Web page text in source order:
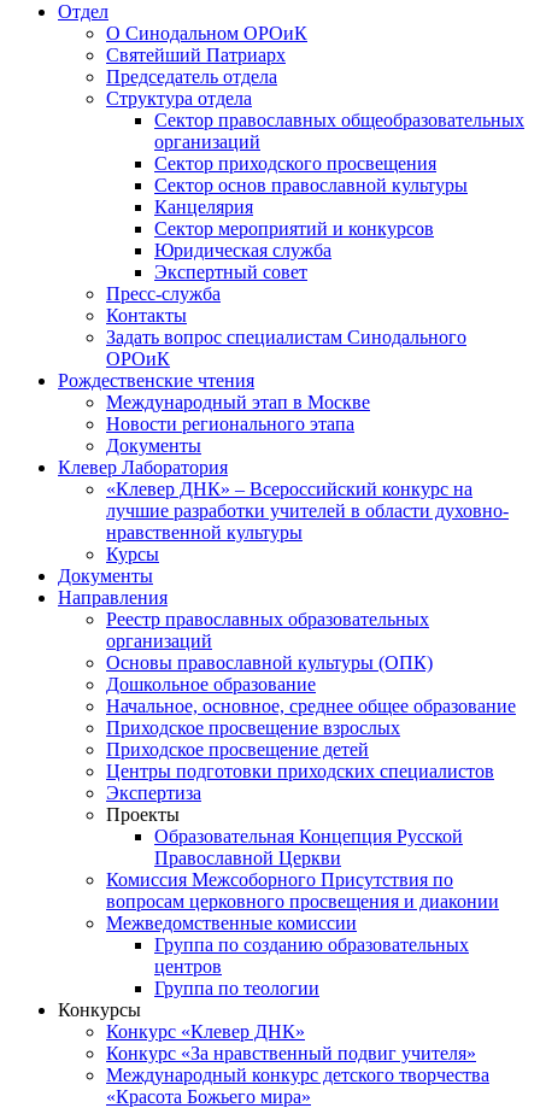
Отдел
О Синодальном ОРОиК
Святейший Патриарх
Председатель отдела
Структура отдела
Сектор православных общеобразовательных
организаций
Сектор приходского просвещения
Сектор основ православной культуры
Канцелярия
Сектор мероприятий и конкурсов
Юридическая служба
Экспертный совет
Пресс-служба
Контакты
Задать вопрос специалистам Синодального
ОРОиК
Рождественские чтения
Международный этап в Москве
Новости регионального этапа
Документы
Клевер Лаборатория
«Клевер ДНК» – Всероссийский конкурс на
лучшие разработки учителей в области духовно-
нравственной культуры
Курсы
Документы
Направления
Реестр православных образовательных
организаций
Основы православной культуры (ОПК)
Дошкольное образование
Начальное, основное, среднее общее образование
Приходское просвещение взрослых
Приходское просвещение детей
Центры подготовки приходских специалистов
Экспертиза
Проекты
Образовательная Концепция Русской
Православной Церкви
Комиссия Межсоборного Присутствия по
вопросам церковного просвещения и диаконии
Межведомственные комиссии
Группа по созданию образовательных
центров
Группа по теологии
Конкурсы
Конкурс «Клевер ДНК»
Конкурс «За нравственный подвиг учителя»
Международный конкурс детского творчества
«Красота Божьего мира»